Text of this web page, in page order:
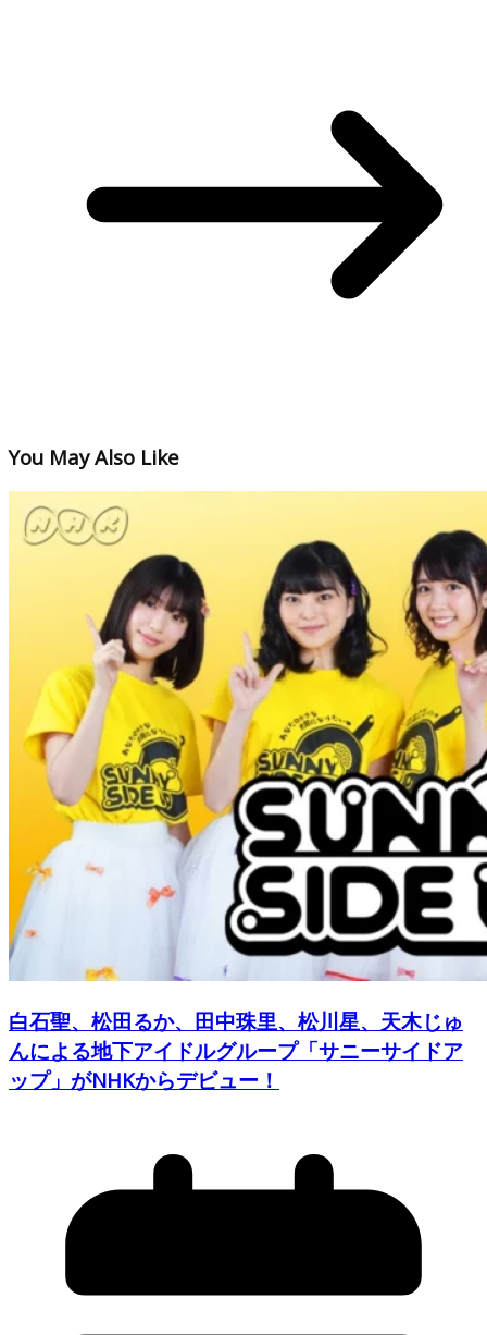
You May Also Like
白石聖、松田るか、田中珠里、松川星、天木じゅ
んによる地下アイドルグループ「サニーサイドア
ップ」がNHKからデビュー！